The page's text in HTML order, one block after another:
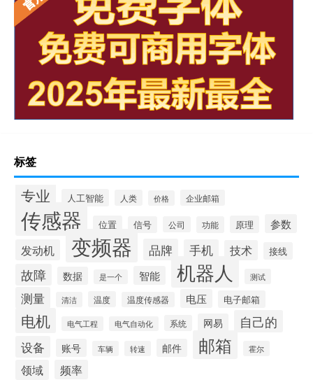
标签
专业 人工智能 人类 价格 企业邮箱
传感器 位置 信号 公司 功能 原理 参数
发动机 变频器 品牌 手机 技术 接线
故障 数据 是一个 智能 机器人 测试
测量 清洁 温度 温度传感器 电压 电子邮箱
电机 电气工程 电气自动化 系统 网易 自己的
设备 账号 车辆 转速 邮件 邮箱 霍尔
领域 频率